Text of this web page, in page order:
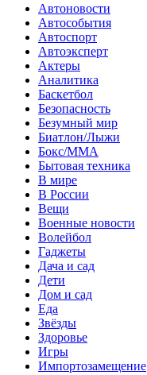
Автоновости
Автособытия
Автоспорт
Автоэксперт
Актеры
Аналитика
Баскетбол
Безопасность
Безумный мир
Биатлон/Лыжи
Бокс/MMA
Бытовая техника
В мире
В России
Вещи
Военные новости
Волейбол
Гаджеты
Дача и сад
Дети
Дом и сад
Еда
Звёзды
Здоровье
Игры
Импортозамещение